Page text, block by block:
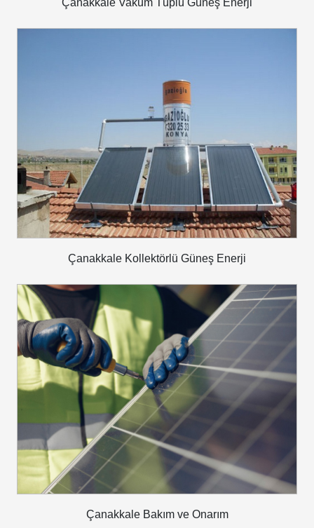
Çanakkale Vakum Tüplü Güneş Enerji
Çanakkale Kollektörlü Güneş Enerji
Çanakkale Bakım ve Onarım